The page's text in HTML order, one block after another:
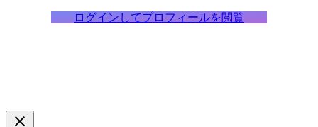
ログインしてプロフィールを閲覧